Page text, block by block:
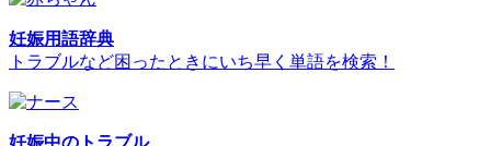
妊娠用語辞典
トラブルなど困ったときにいち早く単語を検索！
妊娠中のトラブル